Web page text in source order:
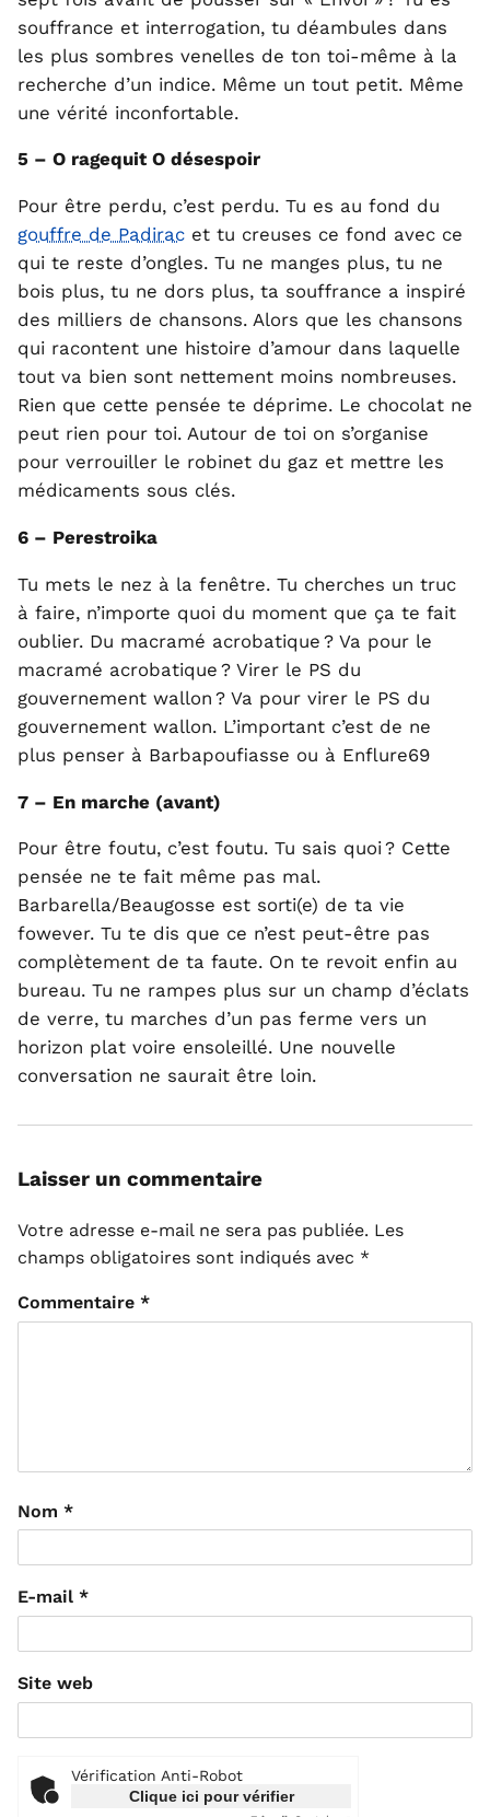
souffrance et interrogation, tu déambules dans
les plus sombres venelles de ton toi-même à la
recherche d’un indice. Même un tout petit. Même
une vérité inconfortable.
5 – O ragequit O désespoir
Pour être perdu, c’est perdu. Tu es au fond du
gouffre de Padirac et tu creuses ce fond avec ce
qui te reste d’ongles. Tu ne manges plus, tu ne
bois plus, tu ne dors plus, ta souffrance a inspiré
des milliers de chansons. Alors que les chansons
qui racontent une histoire d’amour dans laquelle
tout va bien sont nettement moins nombreuses.
Rien que cette pensée te déprime. Le chocolat ne
peut rien pour toi. Autour de toi on s’organise
pour verrouiller le robinet du gaz et mettre les
médicaments sous clés.
6 – Perestroika
Tu mets le nez à la fenêtre. Tu cherches un truc
à faire, n’importe quoi du moment que ça te fait
oublier. Du macramé acrobatique ? Va pour le
macramé acrobatique ? Virer le PS du
gouvernement wallon ? Va pour virer le PS du
gouvernement wallon. L’important c’est de ne
plus penser à Barbapoufiasse ou à Enflure69
7 – En marche (avant)
Pour être foutu, c’est foutu. Tu sais quoi ? Cette
pensée ne te fait même pas mal.
Barbarella/Beaugosse est sorti(e) de ta vie
fowever. Tu te dis que ce n’est peut-être pas
complètement de ta faute. On te revoit enfin au
bureau. Tu ne rampes plus sur un champ d’éclats
de verre, tu marches d’un pas ferme vers un
horizon plat voire ensoleillé. Une nouvelle
conversation ne saurait être loin.
Laisser un commentaire
Votre adresse e-mail ne sera pas publiée. Les
champs obligatoires sont indiqués avec *
Commentaire *
Nom *
E-mail *
Site web
Vérification Anti-Robot
Clique ici pour vérifier